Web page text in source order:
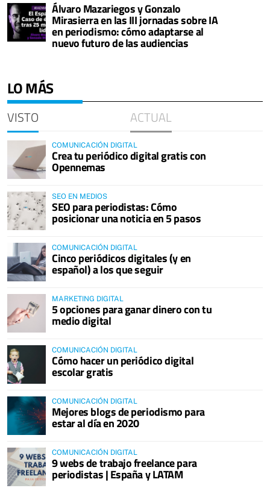
Álvaro Mazariegos y Gonzalo
Mirasierra en las III jornadas sobre IA
en periodismo: cómo adaptarse al
nuevo futuro de las audiencias
LO MÁS
VISTO ACTUAL
COMUNICACIÓN DIGITAL
Crea tu periódico digital gratis con
Opennemas
SEO EN MEDIOS
SEO para periodistas: Cómo
posicionar una noticia en 5 pasos
COMUNICACIÓN DIGITAL
Cinco periódicos digitales (y en
español) a los que seguir
MARKETING DIGITAL
5 opciones para ganar dinero con tu
medio digital
COMUNICACIÓN DIGITAL
Cómo hacer un periódico digital
escolar gratis
COMUNICACIÓN DIGITAL
Mejores blogs de periodismo para
estar al día en 2020
COMUNICACIÓN DIGITAL
9 webs de trabajo freelance para
periodistas | España y LATAM